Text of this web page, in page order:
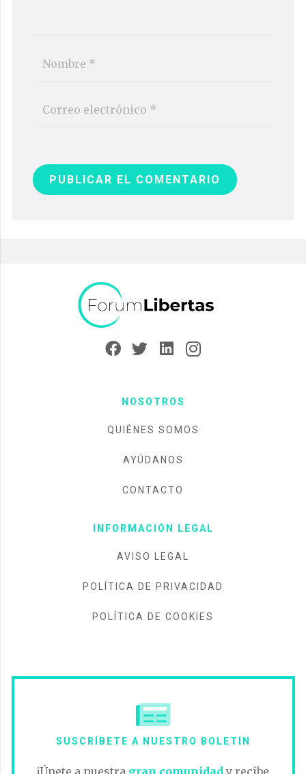
PUBLICAR EL COMENTARIO
NOSOTROS
QUIÉNES SOMOS
AYÚDANOS
CONTACTO
INFORMACIÓN LEGAL
AVISO LEGAL
POLÍTICA DE PRIVACIDAD
POLÍTICA DE COOKIES
SUSCRÍBETE A NUESTRO BOLETÍN